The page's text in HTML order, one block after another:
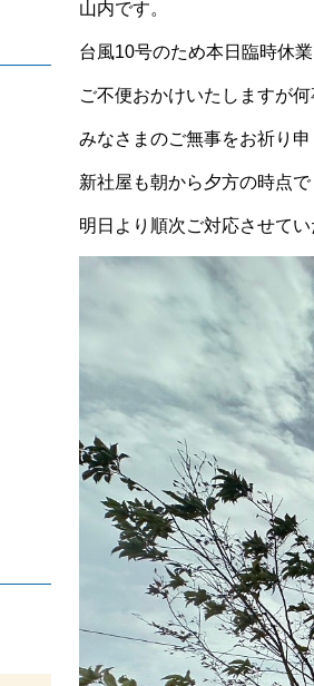
山内です。
台風10号のため本日臨時休業
ご不便おかけいたしますが何
みなさまのご無事をお祈り申
新社屋も朝から夕方の時点で
明日より順次ご対応させて